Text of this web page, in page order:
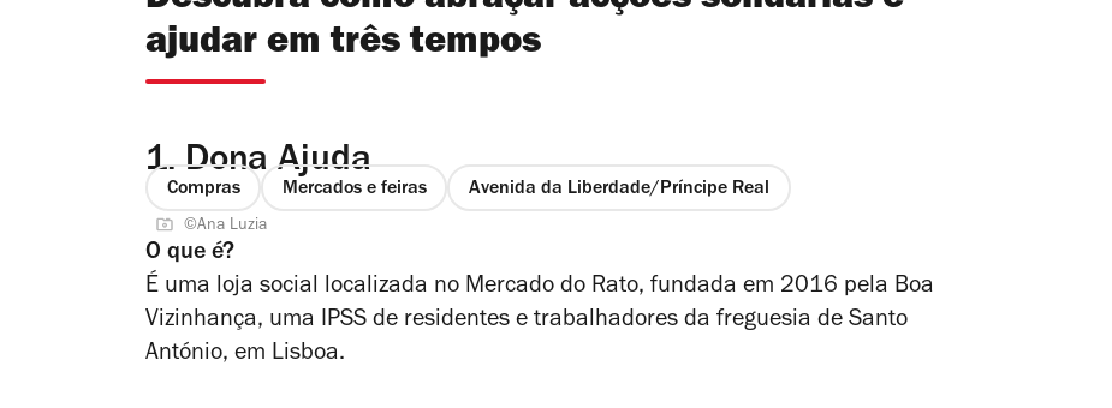
ajudar em três tempos
1. Dona Ajuda
Compras Mercados e feiras Avenida da Liberdade/Príncipe Real
©Ana Luzia
O que é?
É uma loja social localizada no Mercado do Rato, fundada em 2016 pela Boa
Vizinhança, uma IPSS de residentes e trabalhadores da freguesia de Santo
António, em Lisboa.